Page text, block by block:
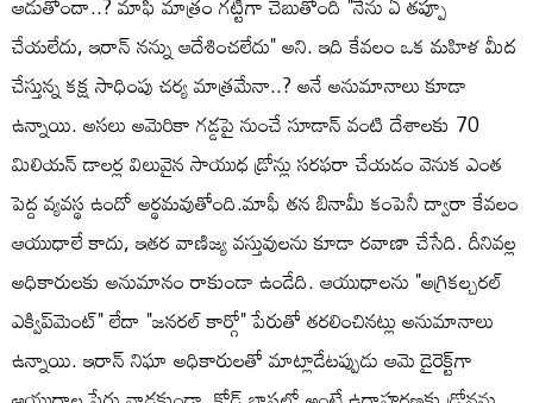
చేయలేదు, ఇరాన్ నన్ను ఆదేశించలేదు" అని. ఇది కేవలం ఒక మహిళ మీద
చేస్తున్న కక్ష సాధింపు చర్య మాత్రమేనా..? అనే అనుమానాలు కూడా
ఉన్నాయి. అసలు అమెరికా గడ్డపై నుంచే సూడాన్ వంటి దేశాలకు 70
మిలియన్ డాలర్ల విలువైన సాయుధ డ్రోన్లు సరఫరా చేయడం వెనుక ఎంత
పెద్ద వ్యవస్థ ఉందో అర్థమవుతోంది.మాఫీ తన బినామీ కంపెనీ ద్వారా కేవలం
ఆయుధాలే కాదు, ఇతర వాణిజ్య వస్తువులను కూడా రవాణా చేసేది. దీనివల్ల
అధికారులకు అనుమానం రాకుండా ఉండేది. ఆయుధాలను "అగ్రికల్చరల్
ఎక్విప్‌మెంట్" లేదా "జనరల్ కార్గో" పేరుతో తరలించినట్లు అనుమానాలు
ఉన్నాయి. ఇరాన్ నిఘా అధికారులతో మాట్లాడేటప్పుడు ఆమె డైరెక్ట్‌గా